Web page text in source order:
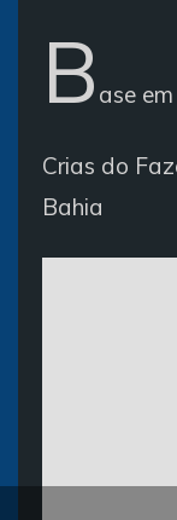
B ase
Crias do
Bahia